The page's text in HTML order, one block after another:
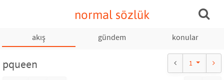
normal sözlük
akış gündem konular
pqueen 1